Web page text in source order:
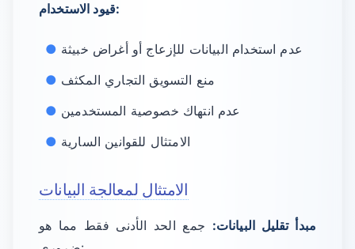
قيود الاستخدام:
عدم استخدام البيانات للإزعاج أو أغراض خبيثة
منع التسويق التجاري المكثف
عدم انتهاك خصوصية المستخدمين
الامتثال للقوانين السارية
الامتثال لمعالجة البيانات
مبدأ تقليل البيانات: جمع الحد الأدنى فقط مما هو